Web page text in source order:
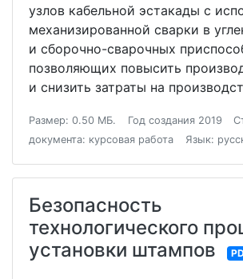
узлов кабельной эстакады с
механизированной сварки в
и сборочно-сварочных
позволяющих повысить
и снизить затраты на
Размер: 0.50 МБ. Год создания 2019
документа: курсовая работа
Язык:
Безопасность
технологического
установки штампов